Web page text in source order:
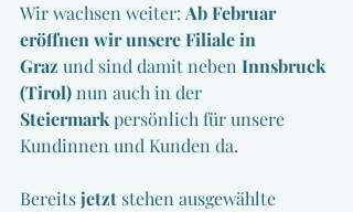
Wir wachsen weiter: Ab Februar
eröffnen wir unsere Filiale in
Graz und sind damit neben Innsbruck
(Tirol) nun auch in der
Steiermark persönlich für unsere
Kundinnen und Kunden da.
Bereits jetzt stehen ausgewählte